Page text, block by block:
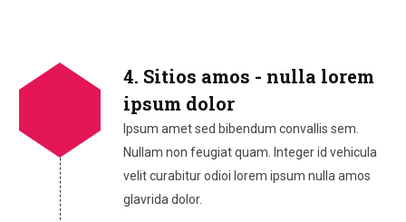
4. Sitios amos - nulla lorem
ipsum dolor
Ipsum amet sed bibendum convallis sem.
Nullam non feugiat quam. Integer id vehicula
velit curabitur odioi lorem ipsum nulla amos
glavrida dolor.